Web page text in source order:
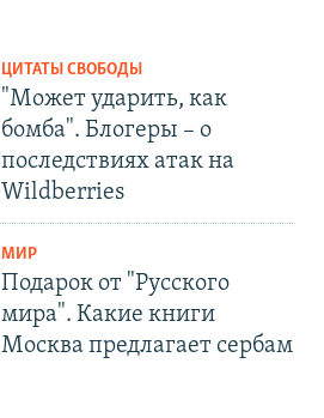
ЦИТАТЫ СВОБОДЫ
"Может ударить, как
бомба". Блогеры – о
последствиях атак на
Wildberries
МИР
Подарок от "Русского
мира". Какие книги
Москва предлагает сербам